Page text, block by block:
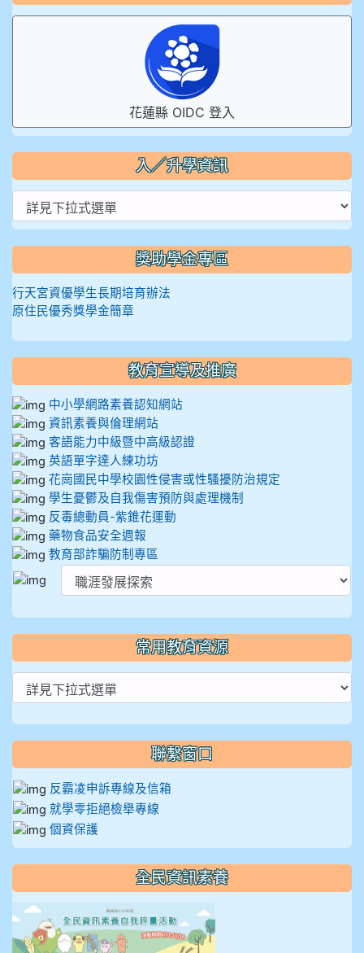
花蓮縣 OIDC 登入
入／升學資訊
獎助學金專區
行天宮資優學生長期培育辦法
原住民優秀獎學金簡章
教育宣導及推廣
中小學網路素養認知網站
資訊素養與倫理網站
客語能力中級暨中高級認證
英語單字達人練功坊
花崗國民中學校園性侵害或性騷擾防治規定
學生憂鬱及自我傷害預防與處理機制
反毒總動員-紫錐花運動
藥物食品安全週報
教育部詐騙防制專區
常用教育資源
聯繫窗口
反霸凌申訴專線及信箱
就學零拒絕檢舉專線
個資保護
全民資訊素養